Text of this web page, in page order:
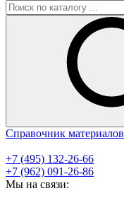
Справочник материалов
+7 (495) 132-26-66
+7 (962) 091-26-86
Мы на связи: